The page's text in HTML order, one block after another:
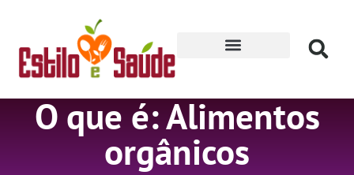
O que é: Alimentos
orgânicos